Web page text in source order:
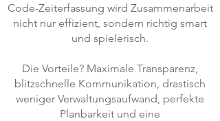
Code-Zeiterfassung wird Zusammenarbeit
nicht nur effizient, sondern richtig smart
und spielerisch.
Die Vorteile? Maximale Transparenz,
blitzschnelle Kommunikation, drastisch
weniger Verwaltungsaufwand, perfekte
Planbarkeit und eine